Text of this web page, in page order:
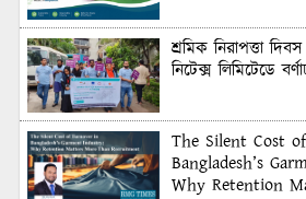
শ্রমিক নিরাপত্তা
নিটেক্স লিমিটেডে
The Silent Cost
Bangladesh’s
Why Retention